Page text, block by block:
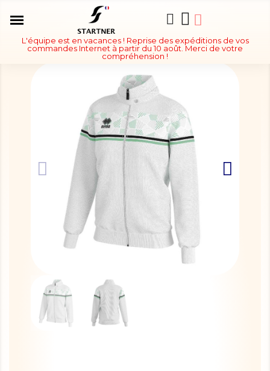
L'équipe est en vacances ! Reprise des expéditions de vos
commandes Internet à partir du 10 août. Merci de votre
compréhension !